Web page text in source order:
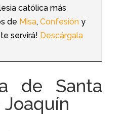
católica más
de Misa, Confesióny
servirá! Descárgala
de Santa
Joaquín